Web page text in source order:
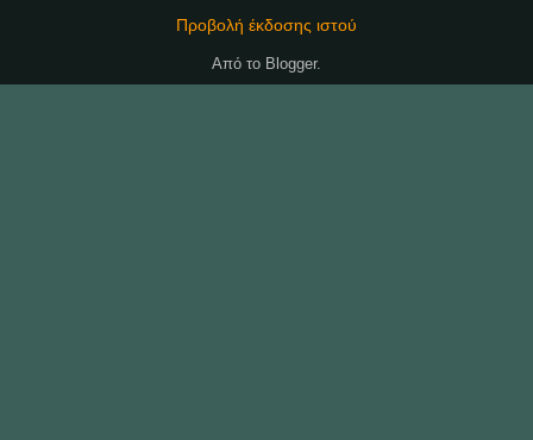
Προβολή έκδοσης ιστού
Από το Blogger.